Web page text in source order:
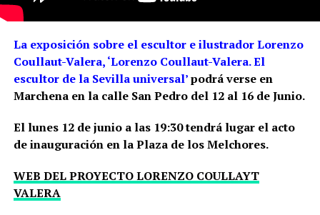
La exposición sobre el escultor e ilustrador Lorenzo
Coullaut-Valera, ‘Lorenzo Coullaut-Valera. El
escultor de la Sevilla universal’podrá verse en
Marchena en la calle San Pedro del 12 al 16 de Junio.
El lunes 12 de junio a las 19:30 tendrá lugar el acto
de inauguración en la Plaza de los Melchores.
WEB DEL PROYECTO LORENZO COULLAYT
VALERA